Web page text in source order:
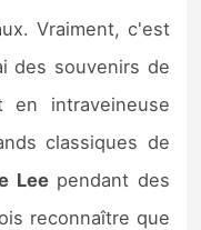
Vraiment, c'est
des souvenirs de
intraveineuse
classiques de
Leependant des
reconnaître que